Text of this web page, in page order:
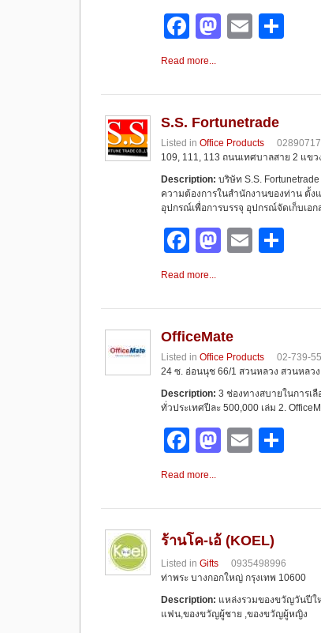
F
a
e
b
o
o
k
M
o
d
o
n
E
e
Read more...
S.S. Fortunetrade
Listed in Office Products
109, 111, 113 ถนนเทศบาลสาย 2 แข
Description: บริษัท S.S.
ความต้องการในสำนักงานของท่าน ตั้ง
อุปกรณ์เพื่อการบรรจุ อุปกรณ์จัดเก็บเอ
F
a
e
b
o
o
k
M
o
d
o
n
E
e
Read more...
OfficeMate
Listed in Office Products
02-739-
24 ซ. อ่อนนุช 66/1 สวนหลวง สวนหลวง
Description: 3 ช่องทางสบายในการเ
ทั่วประเทศปีละ 500,000 เล่ม 2.
F
a
e
b
o
o
k
M
o
d
o
n
E
e
Read more...
ร้านโค-เอ้ (KOEL)
Listed in Gifts
0935498996
ท่าพระ บางกอกใหญ่ กรุงเทพ 10600
Description: แหล่งรวมของขวัญวันปีใ
แฟน,ของขวัญผู้ชาย ,ของขวัญผู้หญิง